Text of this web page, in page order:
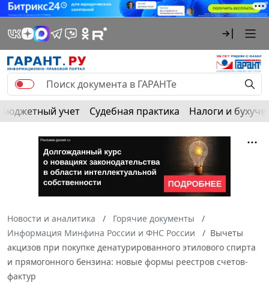
Бюджетный учет Судебная практика Налоги и
Новости и аналитика
Горячие документы
Информация Минфина России и ФНС России
Вычеты
акцизов при покупке денатурированного этилового спирта
и прямогонного бензина: новые формы реестров счетов-
фактур